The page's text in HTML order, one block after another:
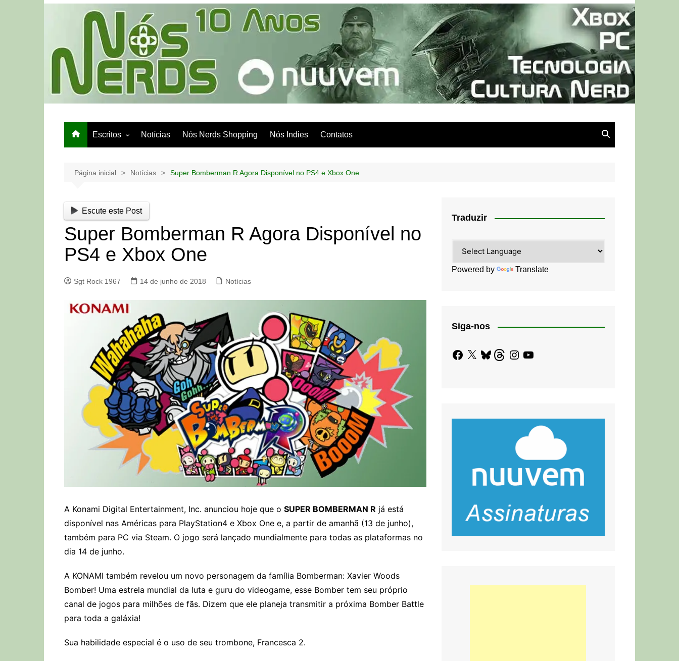
Escritos
Papo de Bar
Notícias Nós Nerds Shopping Nós Indies Contatos
Página inicial Notícias Super Bomberman R Agora Disponível no PS4 e Xbox One
Escute este Post
Super Bomberman R Agora Disponível no
PS4 e Xbox One
Sgt Rock 1967 14 de junho de 2018 Notícias
A Konami Digital Entertainment, Inc. anunciou hoje que o SUPER BOMBERMAN R já está
disponível nas Américas para PlayStation4 e Xbox One e, a partir de amanhã (13 de junho),
também para PC via Steam. O jogo será lançado mundialmente para todas as plataformas no
dia 14 de junho.
A KONAMI também revelou um novo personagem da família Bomberman: Xavier Woods
Bomber! Uma estrela mundial da luta e guru do videogame, esse Bomber tem seu próprio
canal de jogos para milhões de fãs. Dizem que ele planeja transmitir a próxima Bomber Battle
para toda a galáxia!
Sua habilidade especial é o uso de seu trombone, Francesca 2.
Traduzir
Powered by Translate
Siga-nos
Facebook
X BlueskyThreadsInstagram
YouTube